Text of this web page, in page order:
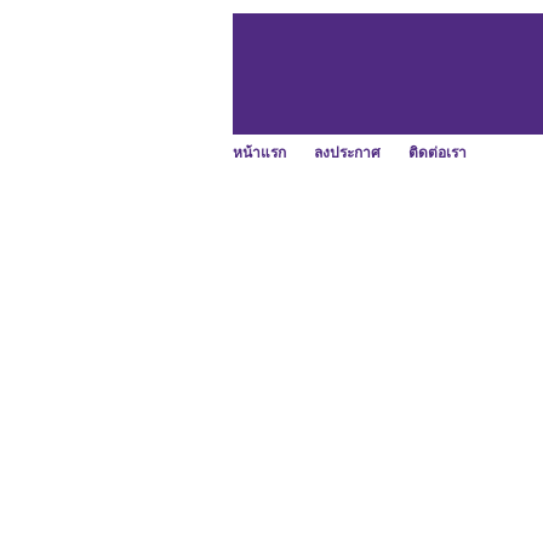
หน้าแรก ลงประกาศ ติดต่อเรา